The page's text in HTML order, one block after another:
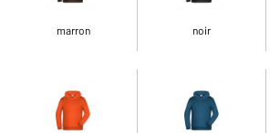
marron noir